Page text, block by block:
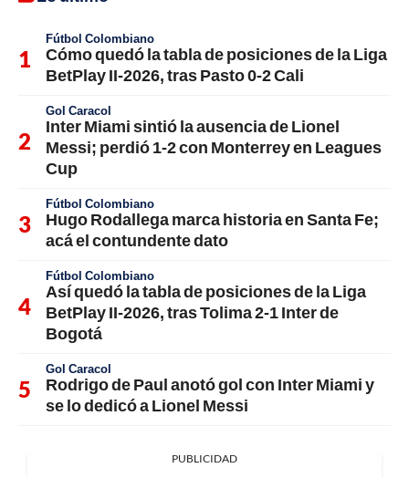
Fútbol Colombiano
Cómo quedó la tabla de posiciones de la Liga
BetPlay II-2026, tras Pasto 0-2 Cali
Gol Caracol
Inter Miami sintió la ausencia de Lionel
Messi; perdió 1-2 con Monterrey en Leagues
Cup
Fútbol Colombiano
Hugo Rodallega marca historia en Santa Fe;
acá el contundente dato
Fútbol Colombiano
Así quedó la tabla de posiciones de la Liga
BetPlay II-2026, tras Tolima 2-1 Inter de
Bogotá
Gol Caracol
Rodrigo de Paul anotó gol con Inter Miami y
se lo dedicó a Lionel Messi
PUBLICIDAD